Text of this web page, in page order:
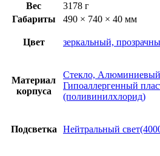
Вес
3178 г
Габариты
490 × 740 × 40 мм
Цвет зеркальный,
Материал
корпуса
Стекло, Алюминиевый
Гипоаллергенный
(поливинилхлорид)
Подсветка Нейтральный